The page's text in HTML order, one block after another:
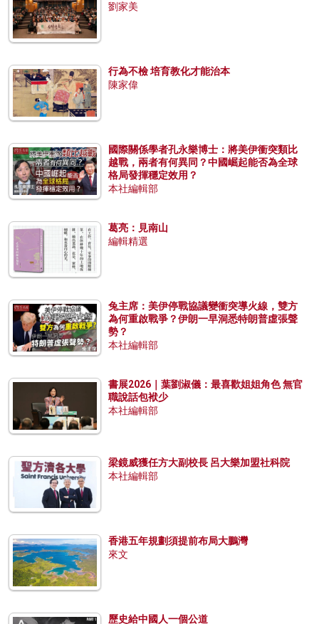
劉家美
行為不檢 培育教化才能治本
陳家偉
國際關係學者孔永樂博士：將美伊衝突類比
越戰，兩者有何異同？中國崛起能否為全球
格局發揮穩定效用？
本社編輯部
葛亮：見南山
編輯精選
兔主席：美伊停戰協議變衝突導火線，雙方
為何重啟戰爭？伊朗一早洞悉特朗普虛張聲
勢？
本社編輯部
書展2026｜葉劉淑儀：最喜歡姐姐角色 無官
職說話包袱少
本社編輯部
梁鏡威獲任方大副校長 呂大樂加盟社科院
本社編輯部
香港五年規劃須提前布局大鵬灣
來文
歷史給中國人一個公道